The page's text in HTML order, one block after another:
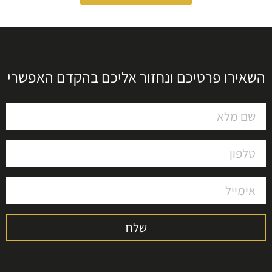
השאירו פרטיכם ונחזור אליכם בהקדם האפשרי
שלח